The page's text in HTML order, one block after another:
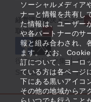
ソーシャルメディア
ナーと情報を共有し
た情報は、ユーザー
や各パートナーのサ
報と組み合わされ、
ます。 なお、
訂について、ヨーロ
ている方は各ページ
下にある黒いアイコ
その他の地域からア
経営課題解決メニュー
取組事例
役立つリンク集 サ
SNS公式アカウント一